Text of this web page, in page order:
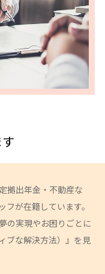
拠出年金・不動産な
が在籍しています。
の実現やお困りごとに
ブな解決方法）』を見